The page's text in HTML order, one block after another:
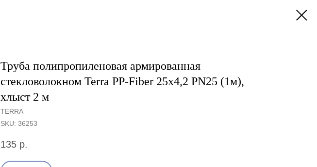
Труба полипропиленовая армированная
стекловолокном Terra PP-Fiber 25х4,2 PN25 (1м),
хлыст 2 м
TERRA
SKU: 36253
135 р.